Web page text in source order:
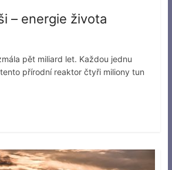
– energie života
pět miliard let. Každou jednu
přírodní reaktor čtyři miliony tun